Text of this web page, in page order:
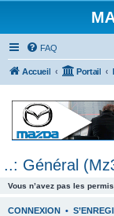
FAQ
Accueil Portail
..: Général
Vous n’avez pas les
CONNEXION •